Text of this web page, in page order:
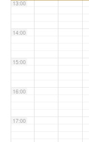
13:00
14:00
15:00
16:00
17:00